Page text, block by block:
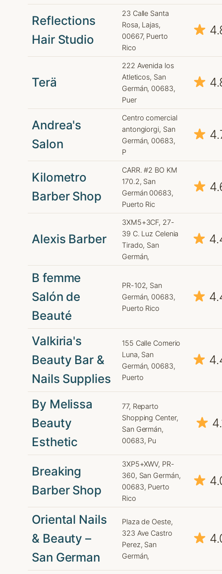
Reflections
Hair Studio
23 Calle Santa
Rosa, Lajas,
00667, Puerto
Rico
Terä
222 Avenida los
Atleticos, San
Germán, 00683,
Puer
Andrea's
Salon
Centro comercial
antongiorgi, San
Germán, 00683,
P
Kilometro
Barber Shop
CARR. #2 BO KM
170.2, San
Germán 00683,
Puerto Ric
Alexis Barber
3XM5+3CF, 27-
39 C. Luz Celenia
Tirado, San
Germán,
B femme
Salón de
Beauté
PR-102, San
Germán, 00683,
Puerto Rico
Valkiria's
Beauty Bar &
Nails Supplies
155 Calle Comerio
Luna, San
Germán, 00683,
Puerto
By Melissa
Beauty
Esthetic
77, Reparto
Shopping Center,
San Germán,
00683, Pu
Breaking
Barber Shop
3XP5+XWV, PR-
360, San Germán,
00683, Puerto
Rico
Oriental Nails
& Beauty –
San German
Plaza de Oeste,
323 Ave Castro
Perez, San
Germán,